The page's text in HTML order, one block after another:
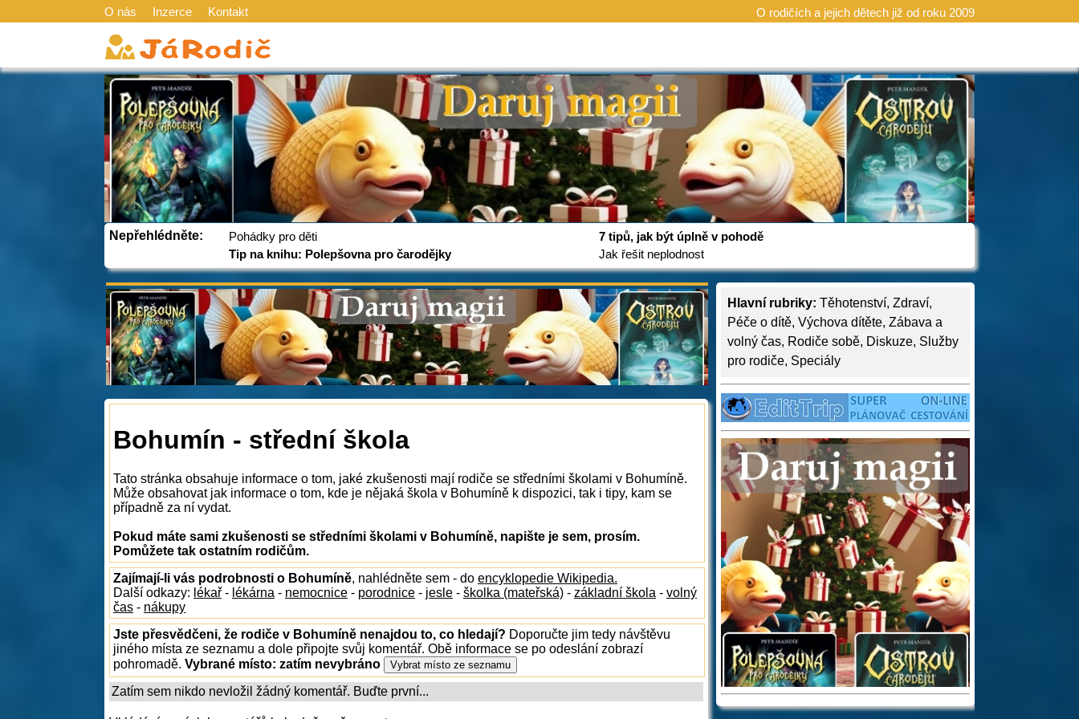
O nás Inzerce Kontakt O rodičích a jejich dětech již od roku 2009
Nepřehlédněte:
Pohádky pro děti
Tip na knihu: Polepšovna pro čarodějky
7 tipů, jak být úplně v pohodě
Jak řešit neplodnost
Hlavní rubriky: Těhotenství, Zdraví,
Péče o dítě, Výchova dítěte, Zábava a
volný čas, Rodiče sobě, Diskuze, Služby
pro rodiče, Speciály
Bohumín - střední škola
Tato stránka obsahuje informace o tom, jaké zkušenosti mají rodiče se středními školami v Bohumíně.
Může obsahovat jak informace o tom, kde je nějaká škola v Bohumíně k dispozici, tak i tipy, kam se
případně za ní vydat.
Pokud máte sami zkušenosti se středními školami v Bohumíně, napište je sem, prosím.
Pomůžete tak ostatním rodičům.
Zajímají-li vás podrobnosti o Bohumíně, nahlédněte sem - do encyklopedie Wikipedia.
Další odkazy: lékař - lékárna - nemocnice - porodnice - jesle - školka (mateřská) - základní škola - volný
čas - nákupy
Jste přesvědčeni, že rodiče v Bohumíně nenajdou to, co hledají? Doporučte jim tedy návštěvu
jiného místa ze seznamu a dole připojte svůj komentář. Obě informace se po odeslání zobrazí
pohromadě. Vybrané místo: zatím nevybráno
Zatím sem nikdo nevložil žádný komentář. Buďte první...